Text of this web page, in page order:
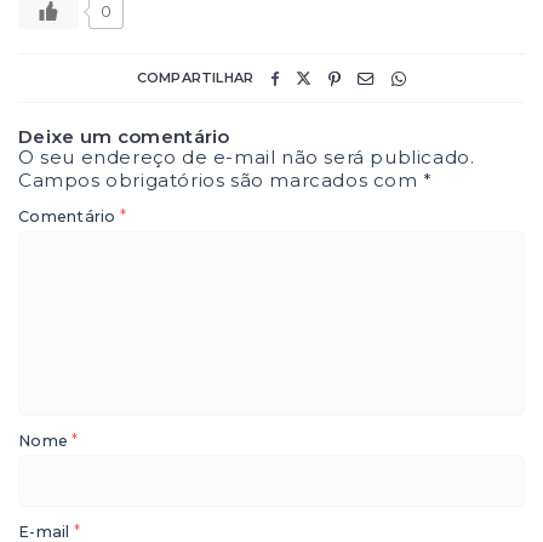
0
COMPARTILHAR
Deixe um comentário
O seu endereço de e-mail não será publicado.
Campos obrigatórios são marcados com*
Comentário *
Nome*
E-mail *